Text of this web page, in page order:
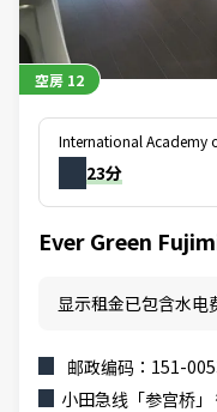
空房 12
International Academy
23分
Ever Green
显示租金已包含水电
邮政编码：151-
小田急线「参宫桥